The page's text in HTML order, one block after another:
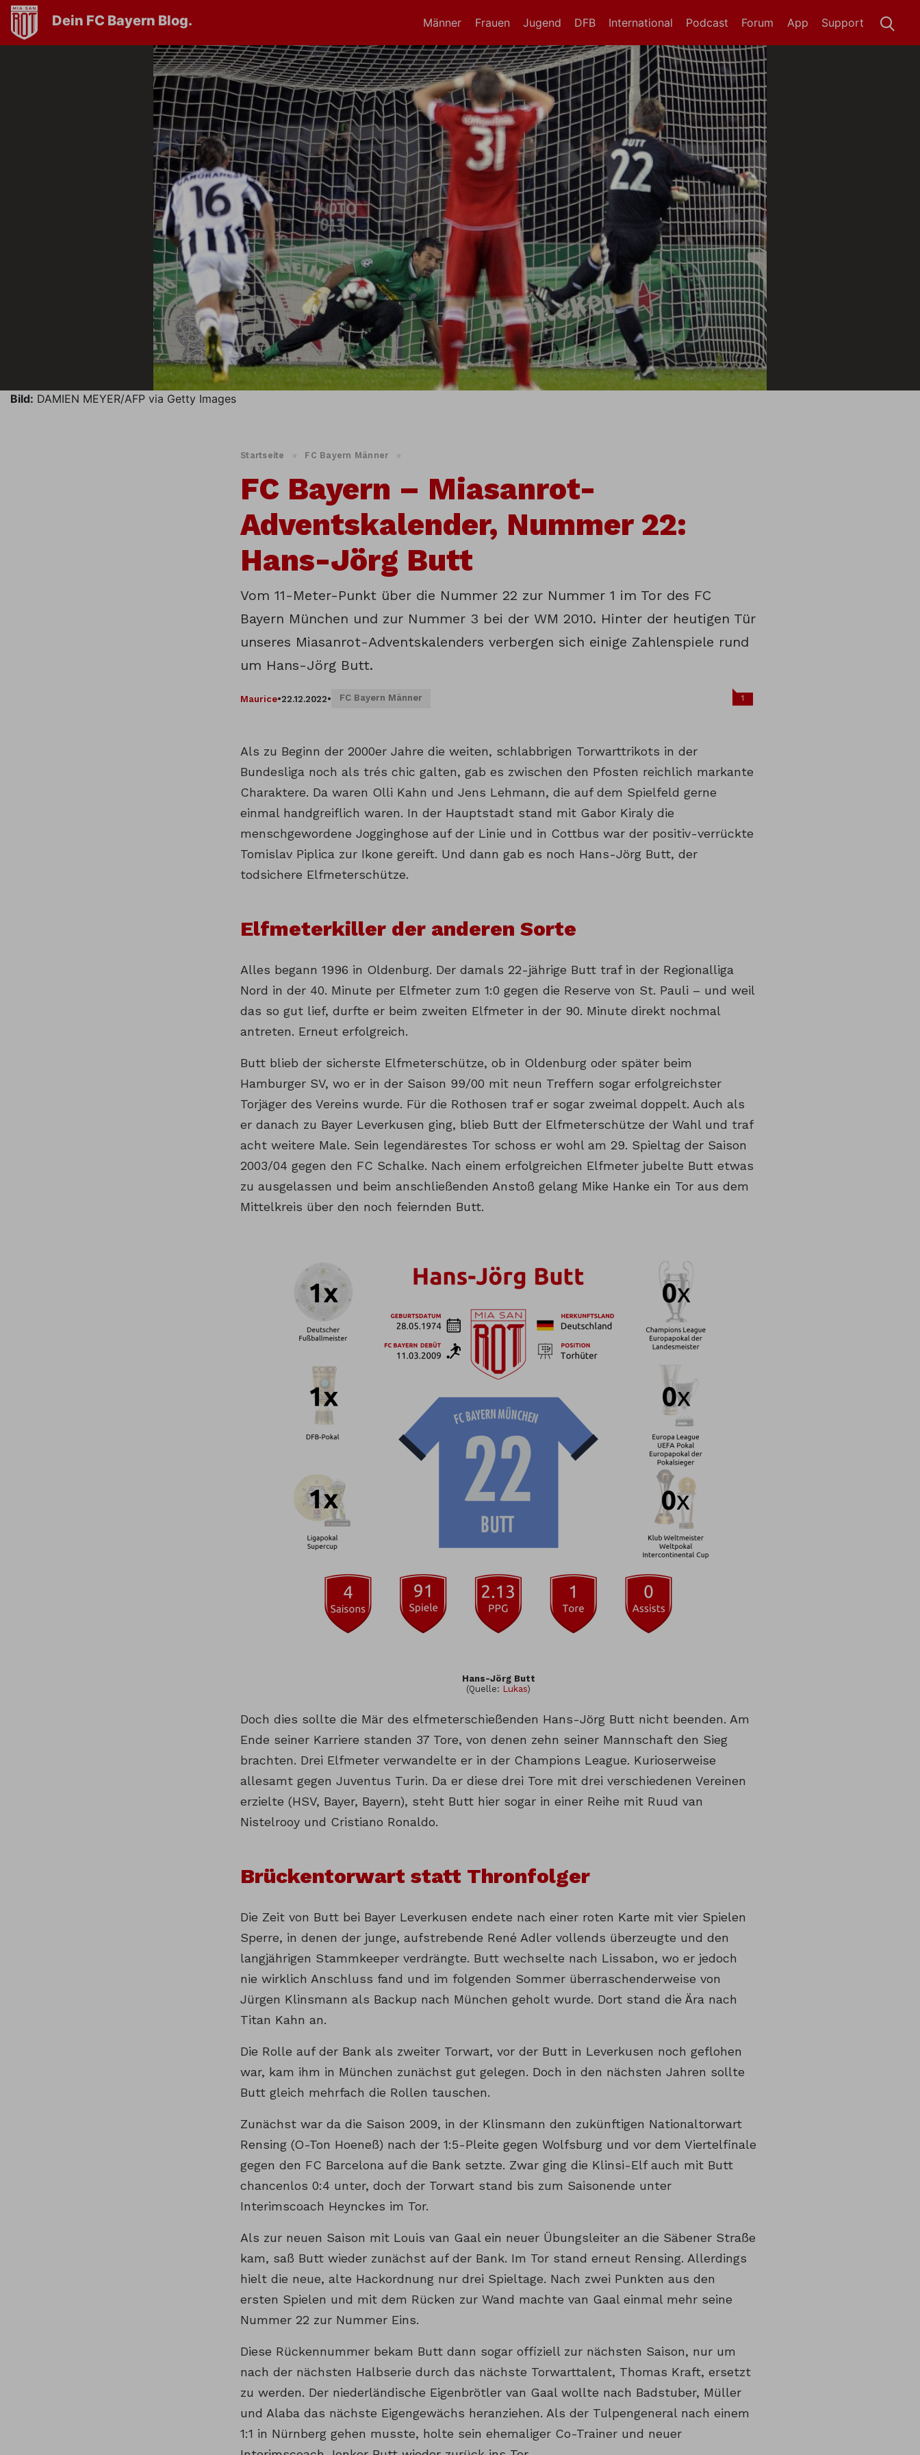
Dein FC Bayern Blog. Männer Frauen Jugend DFB International Support
App
Forum
Podcast
Bild: DAMIEN MEYER/AFP via Getty Images
Startseite » FC Bayern Männer »
FC Bayern – Miasanrot-
Adventskalender, Nummer 22:
Hans-Jörg Butt
Vom 11-Meter-Punkt über die Nummer 22 zur Nummer 1 im Tor des FC
Bayern München und zur Nummer 3 bei der WM 2010. Hinter der heutigen Tür
unseres Miasanrot-Adventskalenders verbergen sich einige Zahlenspiele rund
um Hans-Jörg Butt.
Maurice•22.12.2022• FC Bayern Männer 1
Als zu Beginn der 2000er Jahre die weiten, schlabbrigen Torwarttrikots in der
Bundesliga noch als trés chic galten, gab es zwischen den Pfosten reichlich markante
Charaktere. Da waren Olli Kahn und Jens Lehmann, die auf dem Spielfeld gerne
einmal handgreiflich waren. In der Hauptstadt stand mit Gabor Kiraly die
menschgewordene Jogginghose auf der Linie und in Cottbus war der positiv-verrückte
Tomislav Piplica zur Ikone gereift. Und dann gab es noch Hans-Jörg Butt, der
todsichere Elfmeterschütze.
Elfmeterkiller der anderen Sorte
Alles begann 1996 in Oldenburg. Der damals 22-jährige Butt traf in der Regionalliga
Nord in der 40. Minute per Elfmeter zum 1:0 gegen die Reserve von St. Pauli – und weil
das so gut lief, durfte er beim zweiten Elfmeter in der 90. Minute direkt nochmal
antreten. Erneut erfolgreich.
Butt blieb der sicherste Elfmeterschütze, ob in Oldenburg oder später beim
Hamburger SV, wo er in der Saison 99/00 mit neun Treffern sogar erfolgreichster
Torjäger des Vereins wurde. Für die Rothosen traf er sogar zweimal doppelt. Auch als
er danach zu Bayer Leverkusen ging, blieb Butt der Elfmeterschütze der Wahl und traf
acht weitere Male. Sein legendärestes Tor schoss er wohl am 29. Spieltag der Saison
2003/04 gegen den FC Schalke. Nach einem erfolgreichen Elfmeter jubelte Butt etwas
zu ausgelassen und beim anschließenden Anstoß gelang Mike Hanke ein Tor aus dem
Mittelkreis über den noch feiernden Butt.
Hans-Jörg Butt
(Quelle: Lukas)
Doch dies sollte die Mär des elfmeterschießenden Hans-Jörg Butt nicht beenden. Am
Ende seiner Karriere standen 37 Tore, von denen zehn seiner Mannschaft den Sieg
brachten. Drei Elfmeter verwandelte er in der Champions League. Kurioserweise
allesamt gegen Juventus Turin. Da er diese drei Tore mit drei verschiedenen Vereinen
erzielte (HSV, Bayer, Bayern), steht Butt hier sogar in einer Reihe mit Ruud van
Nistelrooy und Cristiano Ronaldo.
Brückentorwart statt Thronfolger
Die Zeit von Butt bei Bayer Leverkusen endete nach einer roten Karte mit vier Spielen
Sperre, in denen der junge, aufstrebende René Adler vollends überzeugte und den
langjährigen Stammkeeper verdrängte. Butt wechselte nach Lissabon, wo er jedoch
nie wirklich Anschluss fand und im folgenden Sommer überraschenderweise von
Jürgen Klinsmann als Backup nach München geholt wurde. Dort stand die Ära nach
Titan Kahn an.
Die Rolle auf der Bank als zweiter Torwart, vor der Butt in Leverkusen noch geflohen
war, kam ihm in München zunächst gut gelegen. Doch in den nächsten Jahren sollte
Butt gleich mehrfach die Rollen tauschen.
Zunächst war da die Saison 2009, in der Klinsmann den zukünftigen Nationaltorwart
Rensing (O-Ton Hoeneß) nach der 1:5-Pleite gegen Wolfsburg und vor dem Viertelfinale
gegen den FC Barcelona auf die Bank setzte. Zwar ging die Klinsi-Elf auch mit Butt
chancenlos 0:4 unter, doch der Torwart stand bis zum Saisonende unter
Interimscoach Heynckes im Tor.
Als zur neuen Saison mit Louis van Gaal ein neuer Übungsleiter an die Säbener Straße
kam, saß Butt wieder zunächst auf der Bank. Im Tor stand erneut Rensing. Allerdings
hielt die neue, alte Hackordnung nur drei Spieltage. Nach zwei Punkten aus den
ersten Spielen und mit dem Rücken zur Wand machte van Gaal einmal mehr seine
Nummer 22 zur Nummer Eins.
Diese Rückennummer bekam Butt dann sogar offiziell zur nächsten Saison, nur um
nach der nächsten Halbserie durch das nächste Torwarttalent, Thomas Kraft, ersetzt
zu werden. Der niederländische Eigenbrötler van Gaal wollte nach Badstuber, Müller
und Alaba das nächste Eigengewächs heranziehen. Als der Tulpengeneral nach einem
1:1 in Nürnberg gehen musste, holte sein ehemaliger Co-Trainer und neuer